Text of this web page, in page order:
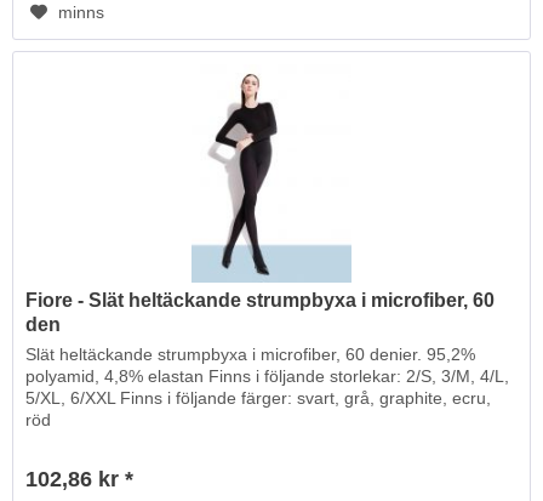
minns
Fiore - Slät heltäckande strumpbyxa i microfiber, 60
den
Slät heltäckande strumpbyxa i microfiber, 60 denier. 95,2%
polyamid, 4,8% elastan Finns i följande storlekar: 2/S, 3/M, 4/L,
5/XL, 6/XXL Finns i följande färger: svart, grå, graphite, ecru,
röd
102,86 kr *